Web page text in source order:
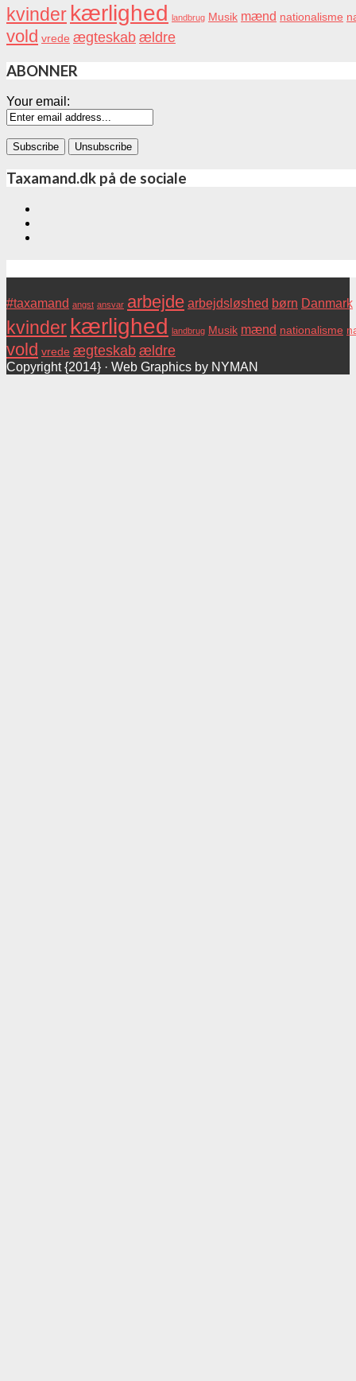
kvinder kærlighed landbrug Musik mænd nationalisme
vold vrede ægteskabældre
ABONNER
Your email:
Taxamand.dk på de sociale
#taxamand angst ansvar arbejde arbejdsløshed børn Danmark
kvinder kærlighed landbrug Musik mænd nationalisme
vold vrede ægteskabældre
Copyright {2014} · Web Graphics by NYMAN